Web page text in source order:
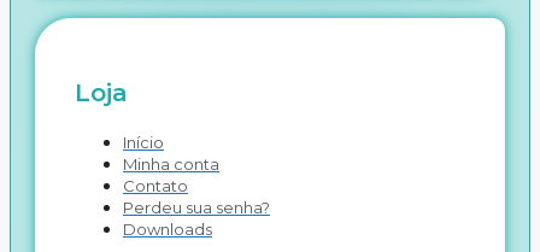
Loja
Início
Minha conta
Contato
Perdeu sua senha?
Downloads